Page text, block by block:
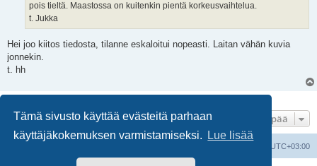
Tämä sivusto käyttää evästeitä parhaan
käyttäjäkokemuksen varmistamiseksi.
Lue lisää
pois tieltä. Maastossa on kuitenkin pientä korkeusvaihtelua.
t. Jukka
Hei joo kiitos tiedosta, tilanne eskaloitui nopeasti. Laitan vähän kuvia
jonnekin.
t. hh
Hyppää
UTC+03:00